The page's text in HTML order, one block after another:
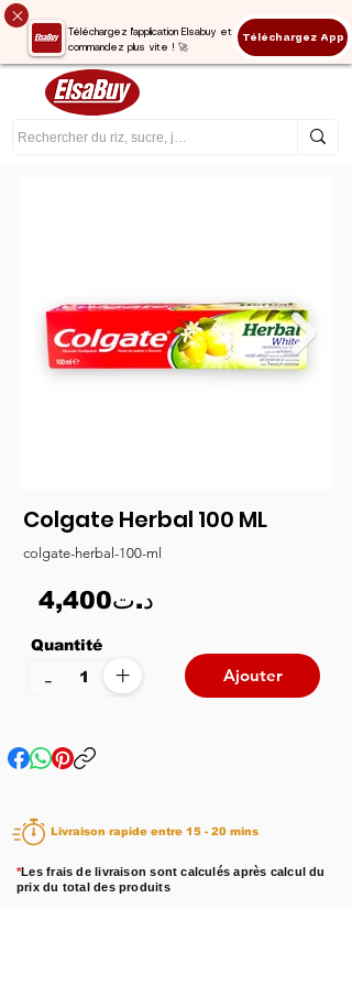
Téléchargez l'application Elsabuy et
commandez plus vite ! 🚀
Téléchargez App
Colgate Herbal 100 ML
colgate-herbal-100-ml
4,400د.ت
Quantité
+
- Ajouter
Livraison rapide entre 15 - 20 mins
*Les frais de livraison sont calculés après calcul du
prix du total des produits